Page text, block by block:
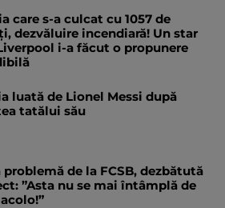
care s-a culcat cu 1057 de
dezvăluire incendiară! Un star
i-a făcut o propunere
luată de Lionel Messi după
tatălui său
problemă de la FCSB, dezbătută
”Asta nu se mai întâmplă de